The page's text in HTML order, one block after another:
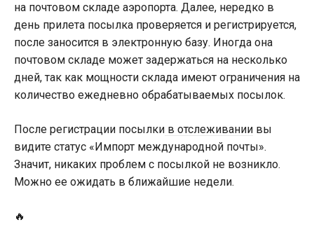
на почтовом складе аэропорта. Далее, нередко в
день прилета посылка проверяется и регистрируется,
после заносится в электронную базу. Иногда она
почтовом складе может задержаться на несколько
дней, так как мощности склада имеют ограничения на
количество ежедневно обрабатываемых посылок.
После регистрации посылки в отслеживании вы
видите статус «Импорт международной почты».
Значит, никаких проблем с посылкой не возникло.
Можно ее ожидать в ближайшие недели.
🔥